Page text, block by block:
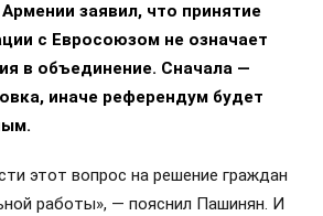
заявил, что принятие
с Евросоюзом не означает
в объединение. Сначала —
иначе референдум будет
этот вопрос на решение граждан
работы», — пояснил Пашинян. И